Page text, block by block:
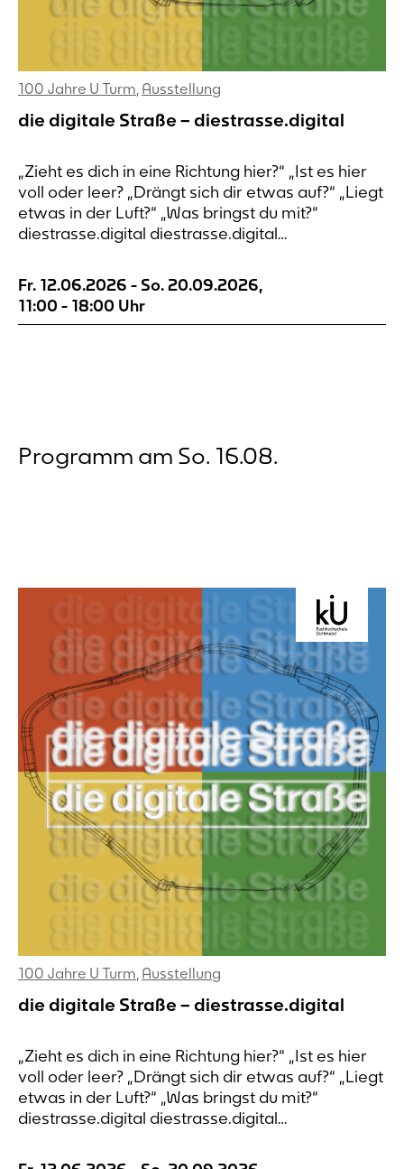
100 Jahre U Turm, Ausstellung
die digitale Straße – diestrasse.digital
„Zieht es dich in eine Richtung hier?“ „Ist es hier
voll oder leer? „Drängt sich dir etwas auf?“ „Liegt
etwas in der Luft?“ „Was bringst du mit?“
diestrasse.digital diestrasse.digital
Straße An sieben Orten rund um den
Dortmunder Wall lässt sich Wahrnehmung
notieren. Die Orte sind nach alten Postkarten
Fr. 12.06.2026 - So. 20.09.2026,
11:00 - 18:00 Uhr
Programm am So. 16.08.
100 Jahre U Turm, Ausstellung
die digitale Straße – diestrasse.digital
„Zieht es dich in eine Richtung hier?“ „Ist es hier
voll oder leer? „Drängt sich dir etwas auf?“ „Liegt
etwas in der Luft?“ „Was bringst du mit?“
diestrasse.digital diestrasse.digital
Straße An sieben Orten rund um den